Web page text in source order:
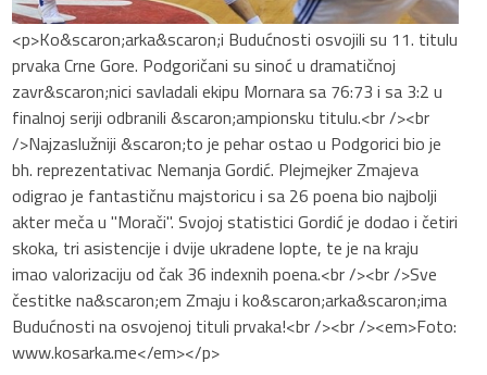
<p>Ko&scaron;arka&scaron;i Budućnosti osvojili su 11. titulu
prvaka Crne Gore. Podgoričani su sinoć u dramatičnoj
zavr&scaron;nici savladali ekipu Mornara sa 76:73 i sa 3:2 u
finalnoj seriji odbranili &scaron;ampionsku titulu.<br /><br
/>Najzaslužniji &scaron;to je pehar ostao u Podgorici bio je
bh. reprezentativac Nemanja Gordić. Plejmejker Zmajeva
odigrao je fantastičnu majstoricu i sa 26 poena bio najbolji
akter meča u "Morači". Svojoj statistici Gordić je dodao i četiri
skoka, tri asistencije i dvije ukradene lopte, te je na kraju
imao valorizaciju od čak 36 indexnih poena.<br /><br />Sve
čestitke na&scaron;em Zmaju i ko&scaron;arka&scaron;ima
Budućnosti na osvojenoj tituli prvaka!<br /><br /><em>Foto:
www.kosarka.me</em></p>